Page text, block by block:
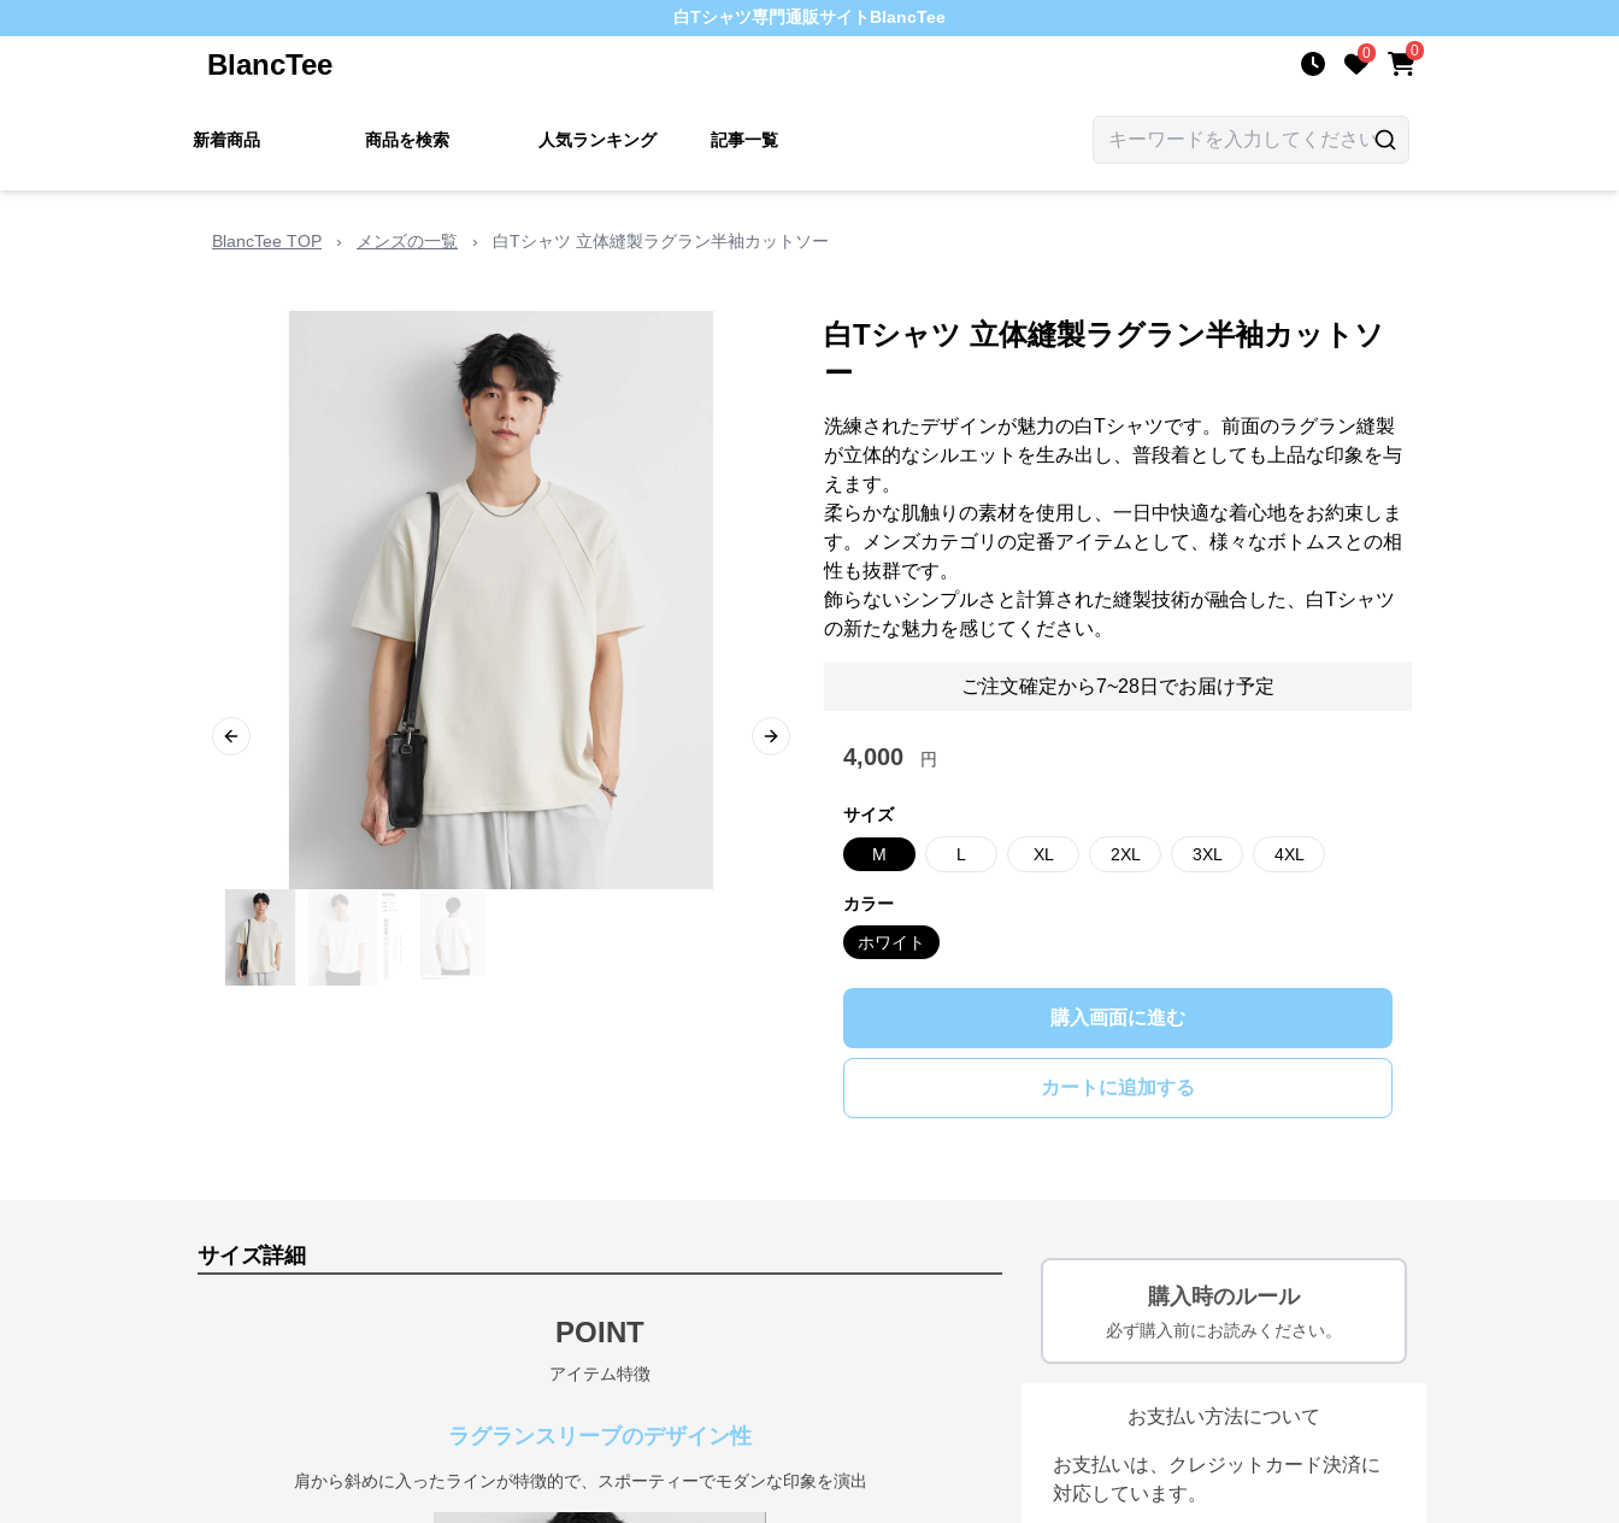
白Tシャツ専門通販サイト BlancTee
BlancTee 0 0
新着商品 商品を検索 人気ランキング 記事一覧
BlancTee TOP › メンズの一覧 › 白Tシャツ 立体縫製ラグラン半袖カットソー
Previous slide Next slide
白Tシャツ 立体縫製ラグラン半袖カットソ
ー
洗練されたデザインが魅力の白Tシャツです。前面のラグラン縫製
が立体的なシルエットを生み出し、普段着としても上品な印象を与
えます。
柔らかな肌触りの素材を使用し、一日中快適な着心地をお約束しま
す。メンズカテゴリの定番アイテムとして、様々なボトムスとの相
性も抜群です。
飾らないシンプルさと計算された縫製技術が融合した、白Tシャツ
の新たな魅力を感じてください。
ご注文確定から7~28日でお届け予定
4,000 円
サイズ
M L XL 2XL 3XL 4XL
カラー
ホワイト
購入画面に進む
カートに追加する
サイズ詳細
POINT
アイテム特徴
ラグランスリーブのデザイン性
肩から斜めに入ったラインが特徴的で、スポーティーでモダンな印象を演出
購入時のルール
必ず購入前にお読みください。
お支払い方法について
お支払いは、クレジットカード決済に
対応しています。